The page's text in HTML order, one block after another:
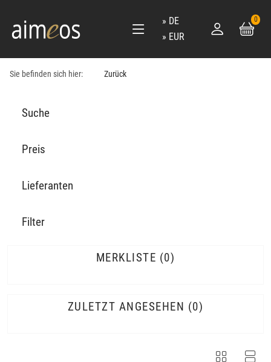
DE
EUR
0
Sie befinden sich hier: Zurück
Suche
Preis
Lieferanten
Filter
MERKLISTE 0
ZULETZT ANGESEHEN 0